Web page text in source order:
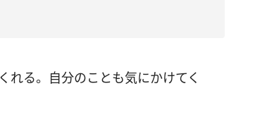
れる。自分のことも気にかけてく